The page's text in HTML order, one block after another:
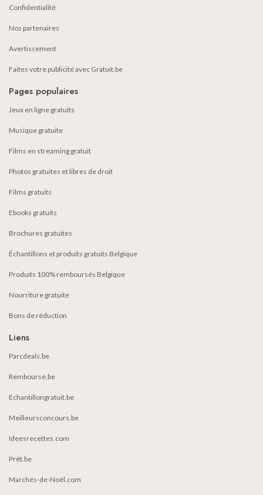
Confidentialité
Nos partenaires
Avertissement
Faites votre publicité avec Gratuit.be
Pages populaires
Jeux en ligne gratuits
Musique gratuite
Films en streaming gratuit
Photos gratuites et libres de droit
Films gratuits
Ebooks gratuits
Brochures gratuites
Échantillons et produits gratuits Belgique
Produits 100% remboursés Belgique
Nourriture gratuite
Bons de réduction
Liens
Parcdeals.be
Remboursé.be
Echantillongratuit.be
Meilleursconcours.be
Ideesrecettes.com
Prêt.be
Marchés-de-Noël.com